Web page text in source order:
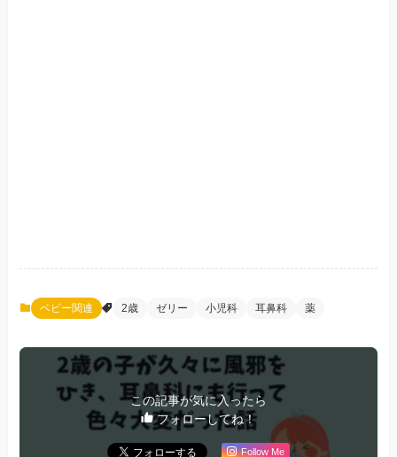
ベビー関連 2歳 ゼリー 小児科 耳鼻科 薬
この記事が気に入ったら
フォローしてね！
Follow Me